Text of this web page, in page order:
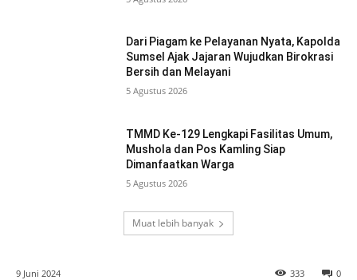
Dari Piagam ke Pelayanan Nyata, Kapolda
Sumsel Ajak Jajaran Wujudkan Birokrasi
Bersih dan Melayani
5 Agustus 2026
TMMD Ke-129 Lengkapi Fasilitas Umum,
Mushola dan Pos Kamling Siap
Dimanfaatkan Warga
5 Agustus 2026
Muat lebih banyak
9 Juni 2024 0
333